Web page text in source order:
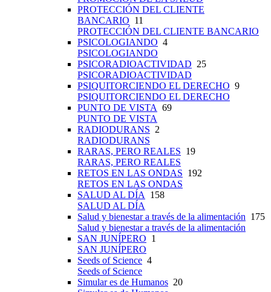
PROTECCIÓN DEL CLIENTE
BANCARIO 11
PROTECCIÓN DEL CLIENTE BANCARIO
PSICOLOGIANDO 4
PSICOLOGIANDO
PSICORADIOACTIVIDAD 25
PSICORADIOACTIVIDAD
PSIQUITORCIENDO EL DERECHO 9
PSIQUITORCIENDO EL DERECHO
PUNTO DE VISTA 69
PUNTO DE VISTA
RADIODURANS 2
RADIODURANS
RARAS, PERO REALES 19
RARAS, PERO REALES
RETOS EN LAS ONDAS 192
RETOS EN LAS ONDAS
SALUD AL DÍA
158
SALUD AL DÍA
Salud y bienestar a través de la alimentación 175
Salud y bienestar a través de la alimentación
SAN JUNÍPERO 1
SAN JUNÍPERO
Seeds of Science 4
Seeds of Science
Simular es de Humanos 20